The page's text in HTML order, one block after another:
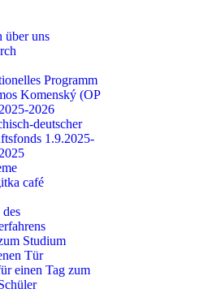
über uns
Programm
Komenský (OP
2026
deutscher
1.9.2025-
café
Studium
Tür
einen Tag zum